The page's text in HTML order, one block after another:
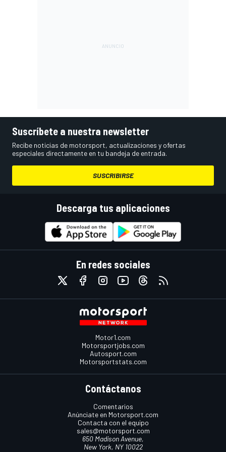
Suscríbete a nuestra newsletter
Recibe noticias de motorsport, actualizaciones y ofertas
especiales directamente en tu bandeja de entrada.
SUSCRIBIRSE
Descarga tus aplicaciones
En redes sociales
Motor1.com
Motorsportjobs.com
Autosport.com
Motorsportstats.com
Contáctanos
Comentarios
Anúnciate en Motorsport.com
Contacta con el equipo
sales@motorsport.com
650 Madison Avenue,
New York, NY 10022